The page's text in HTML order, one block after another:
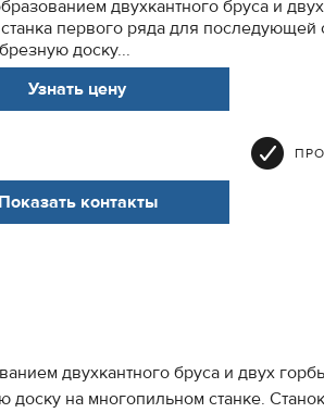
двухкантного бруса и
первого ряда для последующей
доску...
Узнать цену
Показать контакты
двухкантного бруса и двух
на многопильном станке.